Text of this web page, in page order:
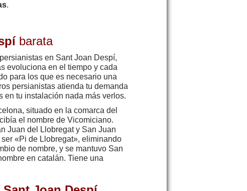
.
barata
en Sant Joan Despí,
evoluciona en el tiempo y cada
para los que es necesario una
persianistas atienda tu demanda
en tu instalación nada más verlos.
situado en la comarca del
el nombre de Vicomiciano.
Juan del Llobregat y San Juan
«Pi de Llobregat», eliminando
de nombre, y se mantuvo San
en catalán. Tiene una